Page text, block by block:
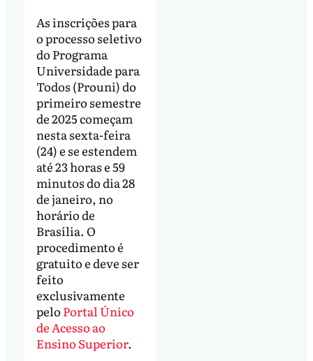
As inscrições para
o processo seletivo
do Programa
Universidade para
Todos (Prouni) do
primeiro semestre
de 2025 começam
nesta sexta-feira
(24) e se estendem
até 23 horas e 59
minutos do dia 28
de janeiro, no
horário de
Brasília. O
procedimento é
gratuito e deve ser
feito
exclusivamente
pelo Portal Único
de Acesso ao
Ensino Superior.